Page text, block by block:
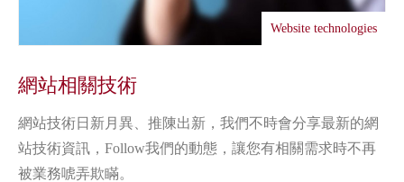
Website technologies
網站相關技術
網站技術日新月異、推陳出新，我們不時會分享最新的網
站技術資訊，Follow我們的動態，讓您有相關需求時不再
被業務唬弄欺瞞。